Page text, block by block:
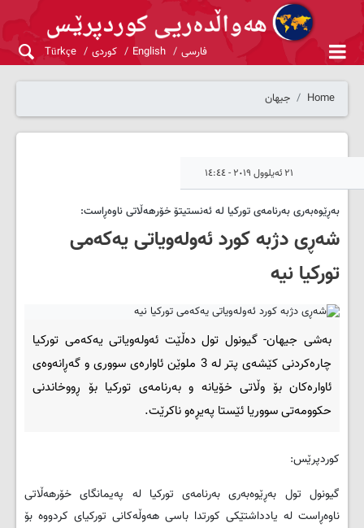
فارسی English کوردی Türkçe
Home جیهان
٢١ ئەیلوول ٢٠١٩ - ١٤:٤٤
بەڕێوەبەری بەرنامەی تورکیا لە ئەنستیتۆ خۆرهەڵاتی ناوەڕاست:
شەڕی دژبە کورد ئەولەویاتی یەکەمی
تورکیا نیە
بەشی جیهان- گیونول تول دەڵێت ئەولەویاتی یەکەمی تورکیا
چارەکردنی کێشەی پتر لە 3 ملوێن ئاوارەی سووری و گەڕانەوەی
ئاوارەکان بۆ وڵاتی خۆیانە و بەرنامەی تورکیا بۆ ڕووخاندنی
حکوومەتی سووریا ئێستا پەیڕەو ناکرێت.
کوردپرێس:
گیونول تول بەڕێوەبەری بەرنامەی تورکیا لە پەیمانگای خۆرهەڵاتی
ناوەڕاست لە یادداشتێکی کورتدا باسی هەوڵەکانی تورکیای کردووە بۆ